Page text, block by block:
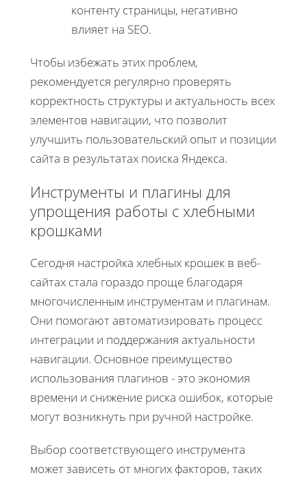
контенту страницы, негативно
влияет на SEO.
Чтобы избежать этих проблем,
рекомендуется регулярно проверять
корректность структуры и актуальность всех
элементов навигации, что позволит
улучшить пользовательский опыт и позиции
сайта в результатах поиска Яндекса.
Инструменты и плагины для
упрощения работы с хлебными
крошками
Сегодня настройка хлебных крошек в веб-
сайтах стала гораздо проще благодаря
многочисленным инструментам и плагинам.
Они помогают автоматизировать процесс
интеграции и поддержания актуальности
навигации. Основное преимущество
использования плагинов - это экономия
времени и снижение риска ошибок, которые
могут возникнуть при ручной настройке.
Выбор соответствующего инструмента
может зависеть от многих факторов, таких